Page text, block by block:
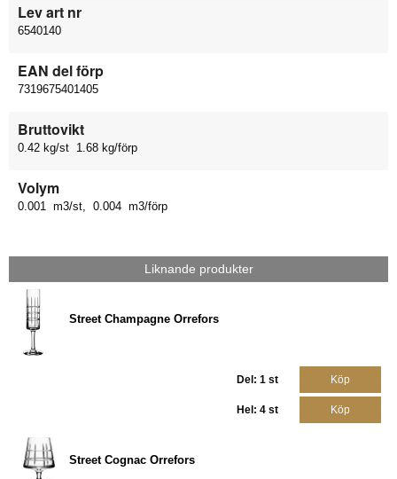
Lev art nr
6540140
EAN del förp
7319675401405
Bruttovikt
0.42 kg/st 1.68 kg/förp
Volym
0.001 m3/st, 0.004 m3/förp
Liknande produkter
Street Champagne Orrefors
Del: 1 st Köp
Hel: 4 st Köp
Street Cognac Orrefors